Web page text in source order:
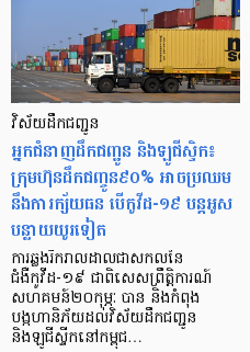
វិស័យដឹកជញ្ជូន
អ្នកជំនាញដឹកជញ្ជូន និងឡូជីស្ទិក៖
ក្រុមហ៊ុនដឹកជញ្ចូន៩០% អាចប្រឈម
នឹងការក្ស័យធន បើកូវីដ-១៩ បន្តអូស
បន្លាយយូរទៀត
ការឆ្លងរីករាលដាលជាសកលនៃ
ជំងឺកូវីដ-១៩ ជាពិសេសព្រឹត្តិការណ៍
សហគមន៍២០កុម្ភៈ បាន និងកំពុង
បង្កហានិភ័យដល់វិស័យដឹកជញ្ជូន
និងឡូជីស្ទីកនៅកម្ពុជ…